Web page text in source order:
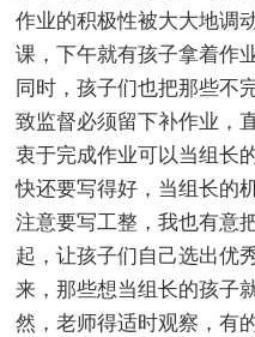
作业的积极性被大大地调
课，下午就有孩子拿着作
同时，孩子们也把那些不
致监督必须留下补作业，
衷于完成作业可以当组长
快还要写得好，当组长的
注意要写工整，我也有意
起，让孩子们自己选出优
来，那些想当组长的孩子
然，老师得适时观察，有